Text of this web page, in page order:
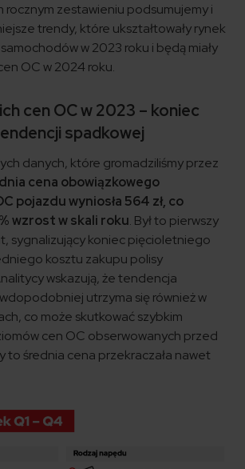
rocznym zestawieniu podsumujemy i
trendy, które ukształtowały rynek
w 2023 roku i będą miały
OC w 2024 roku.
cen OC w 2023 – koniec
spadkowej
danych, które gromadziliśmy przez
cena obowiązkowego
pojazdu wyniosła 564 zł, co
wzrost w skali roku. Był to pierwszy
sygnalizujący koniec pięcioletniego
kosztu zakupu polisy
wskazują, że tendencja
utrzyma się również w
co może skutkować szybkim
cen OC obserwowanych przed
to średnia cena przekraczała nawet